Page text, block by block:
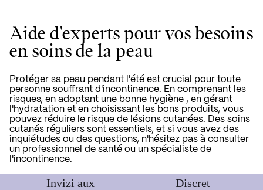
Aide d'experts pour vos besoins
en soins de la peau
Protéger sa peau pendant l'été est crucial pour toute
personne souffrant d'incontinence. En comprenant les
risques, en adoptant une bonne hygiène , en gérant
l'hydratation et en choisissant les bons produits, vous
pouvez réduire le risque de lésions cutanées. Des soins
cutanés réguliers sont essentiels, et si vous avez des
inquiétudes ou des questions, n'hésitez pas à consulter
un professionnel de santé ou un spécialiste de
l'incontinence.
Invizi aux
Discret